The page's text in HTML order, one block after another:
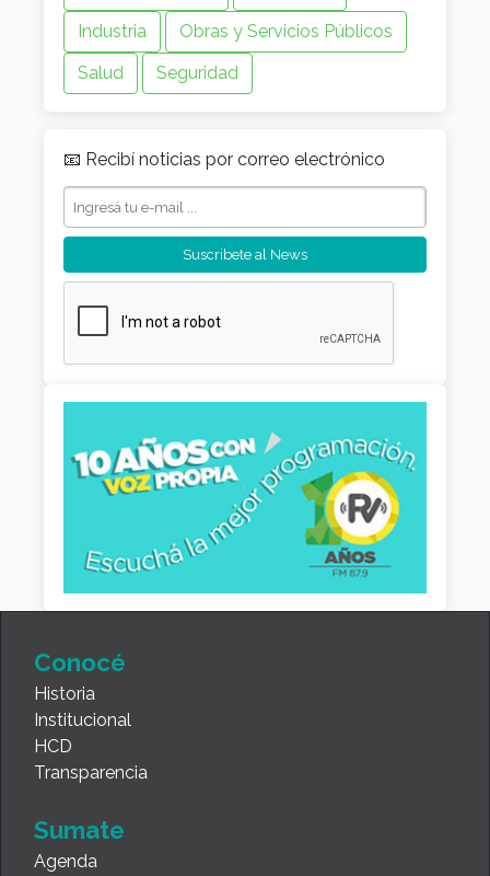
Industria
Obras y Servicios Públicos
Salud
Seguridad
📧 Recibí noticias por correo electrónico
Conocé
Historia
Institucional
HCD
Transparencia
Sumate
Agenda